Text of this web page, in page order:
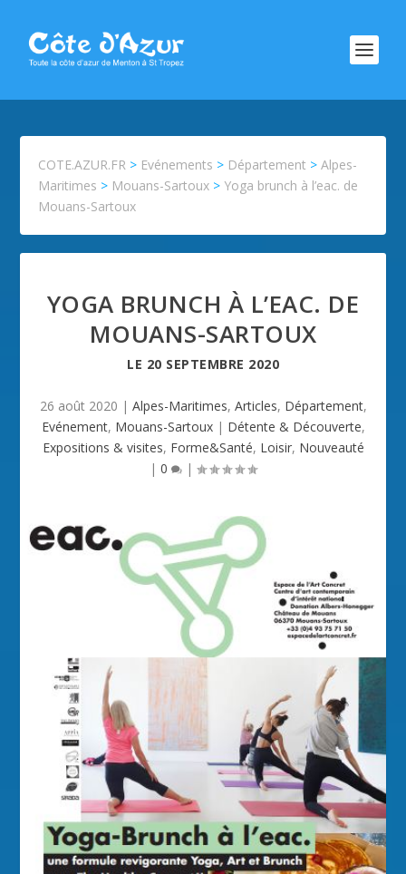
COTE.AZUR.FR > Evénements > Département >Alpes-
Maritimes > Mouans-Sartoux > Yoga brunch à l’eac. de
Mouans-Sartoux
YOGA BRUNCH À L’EAC. DE
MOUANS-SARTOUX
LE 20 SEPTEMBRE 2020
26 août 2020 | Alpes-Maritimes, Articles, Département,
Evénement, Mouans-Sartoux| Détente & Découverte,
Expositions & visites, Forme&Santé, Loisir, Nouveauté
| 0 |